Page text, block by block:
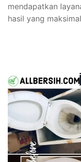
mendapatkan
hasil yang